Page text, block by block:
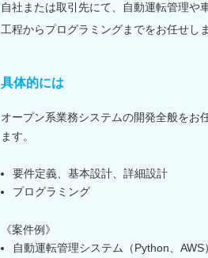
自社または取引先にて、自動運転管理や
工程からプログラミングまでをお任せしま
具体的には
オープン系業務システムの開発全般をお
ます。
要件定義、基本設計、詳細設計
プログラミング
《案件例》
自動運転管理システム（Python、AWS）